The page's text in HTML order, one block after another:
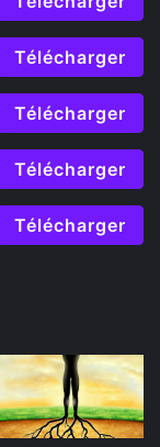
Télécharger
Télécharger
Télécharger
Télécharger